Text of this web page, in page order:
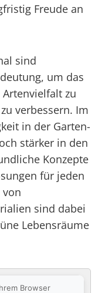
Freude an
sind
um das
zu
verbessern. Im
in der Garten-
stärker in den
Konzepte
für jeden
von
sind dabei
Lebensräume
Browser